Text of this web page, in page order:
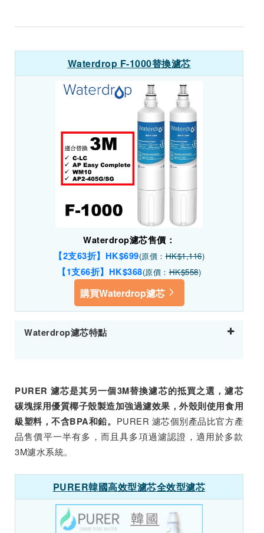
Waterdrop F-1000替換濾芯
Waterdrop濾芯售價：
【2支63折】HK$699(原價：HK$1,116)
【1支66折】HK$368(原價：HK$558)
購買Waterdrop濾芯
Waterdrop濾芯特點
PURER 濾芯是其另一個3M替換濾芯的抵買之選，濾芯
碳塊採用優質椰子殼製造加強過濾效果，外殼則使用食用
級塑料，不含BPA和鉛。 PURER 濾芯個別產品比官方產
品售價平一半有多，而且具多項過濾認證，適用於多款
3M濾水系統。
PURER韓國高效型濾芯全效型濾芯